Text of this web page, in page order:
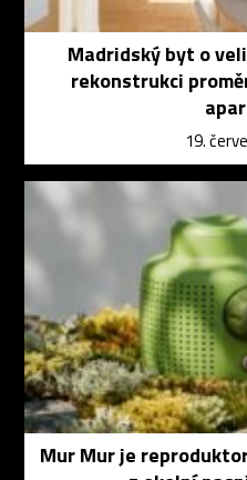
Madridský byt o
rekonstrukci
19.
Mur Mur je